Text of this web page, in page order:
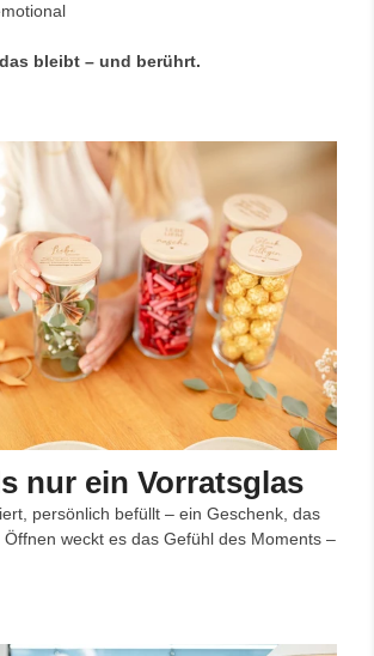
bleibt – und berührt.
nur ein Vorratsglas
persönlich befüllt – ein Geschenk, das
weckt es das Gefühl des Moments –